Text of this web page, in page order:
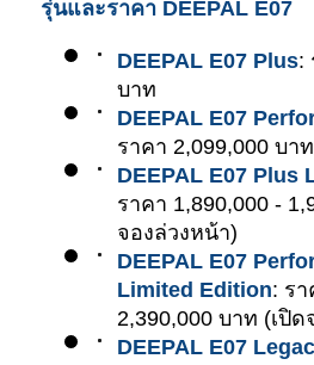
รุ่นและราคา DEEPAL E07
DEEPAL E07 Plus:
บาท
DEEPAL E07
ราคา 2,099,000 บาท
DEEPAL E07 Plus
ราคา 1,890,000 -
จองล่วงหน้า)
DEEPAL E07
Limited Edition: รา
2,390,000 บาท (เปิ
DEEPAL E07